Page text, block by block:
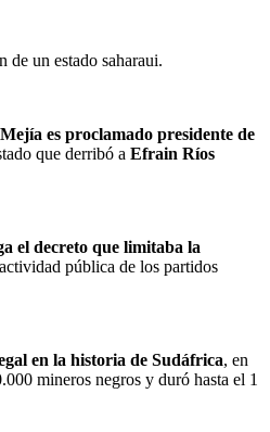
de un estado saharaui.
es proclamado presidente de
que derribó a Efrain Ríos
el decreto que limitaba la
pública de los partidos
en la historia de Sudáfrica, en
mineros negros y duró hasta el 1